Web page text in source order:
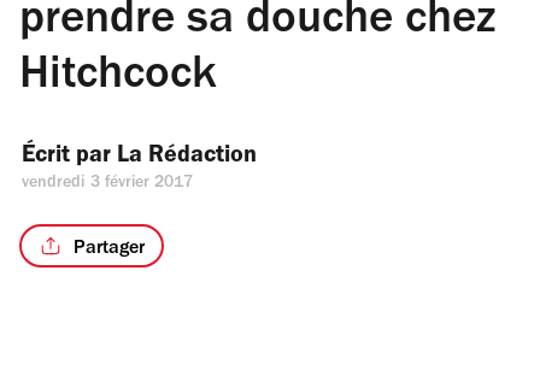
prendre sa douche chez
Hitchcock
Écrit par La Rédaction
vendredi 3 février 2017
Partager